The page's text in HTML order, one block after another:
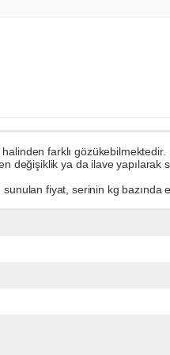
farklı gözükebilmektedir.
değişiklik ya da ilave yapılarak
fiyat, serinin kg bazında